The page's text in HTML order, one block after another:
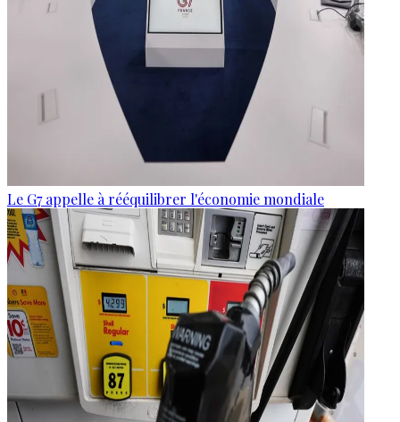
Le G7 appelle à rééquilibrer l'économie mondiale